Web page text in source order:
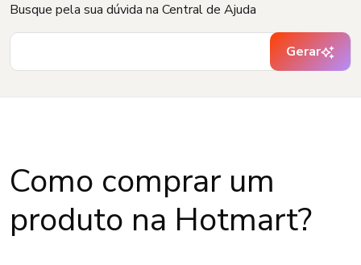
Busque pela sua dúvida na Central de Ajuda
Gerar
Como comprar um
produto na Hotmart?